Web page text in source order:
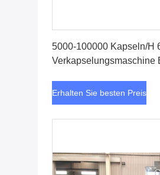
5000-100000 Kapseln/H
Verkapselungsmaschine
Erhalten Sie besten Preis